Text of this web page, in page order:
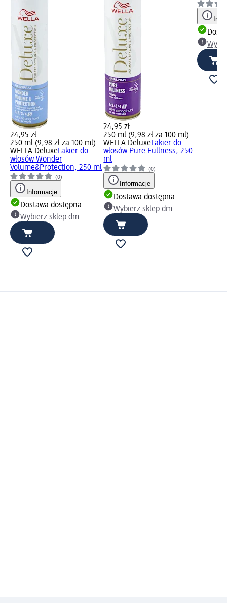
24,95 zł
250 ml (9,98 zł za 100 ml)
WELLA DeluxeLakier do
włosów Wonder
Volume&Protection, 250 ml
(0)
Informacje
Dostawa dostępna
Wybierz sklep dm
24,95 zł
250 ml (9,98 zł za 100 ml)
WELLA DeluxeLakier do
włosów Pure Fullness, 250
ml
(0)
Informacje
Dostawa dostępna
Wybierz sklep dm